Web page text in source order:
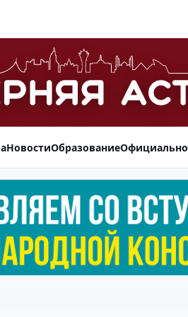
НовостиОбразованиеОфициально